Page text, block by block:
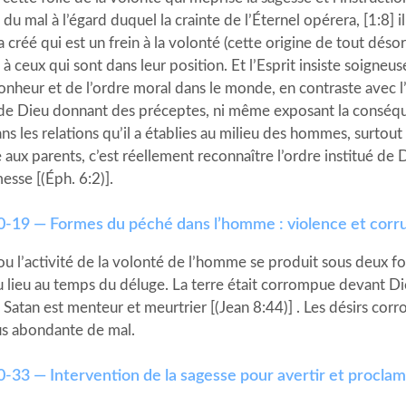
mal à l’égard duquel la crainte de l’Éternel opérera, [1:8]
créé qui est un frein à la volonté (cette origine de tout
ceux qui sont dans leur position. Et l’Esprit insiste
et de l’ordre moral dans le monde, en contraste avec
Dieu donnant des préceptes, ni même exposant la
les relations qu’il a établies au milieu des hommes,
parents, c’est réellement reconnaître l’ordre institué de
[(Éph. 6:2)].
19 — Formes du péché dans l’homme : violence et
l’activité de la volonté de l’homme se produit sous deux
lieu au temps du déluge. La terre était corrompue devant
est menteur et meurtrier [(Jean 8:44)] . Les désirs
abondante de mal.
33 — Intervention de la sagesse pour avertir et